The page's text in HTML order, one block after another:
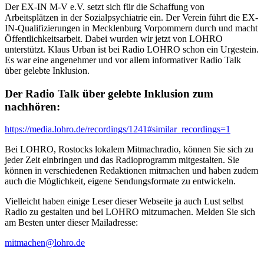
Der EX-IN M-V e.V. setzt sich für die Schaffung von
Arbeitsplätzen in der Sozialpsychiatrie ein. Der Verein führt die EX-
IN-Qualifizierungen in Mecklenburg Vorpommern durch und macht
Öffentlichkeitsarbeit. Dabei wurden wir jetzt von LOHRO
unterstützt. Klaus Urban ist bei Radio LOHRO schon ein Urgestein.
Es war eine angenehmer und vor allem informativer Radio Talk
über gelebte Inklusion.
Der Radio Talk über gelebte Inklusion zum
nachhören:
https://media.lohro.de/recordings/1241#similar_recordings=1
Bei LOHRO, Rostocks lokalem Mitmachradio, können Sie sich zu
jeder Zeit einbringen und das Radioprogramm mitgestalten. Sie
können in verschiedenen Redaktionen mitmachen und haben zudem
auch die Möglichkeit, eigene Sendungsformate zu entwickeln.
Vielleicht haben einige Leser dieser Webseite ja auch Lust selbst
Radio zu gestalten und bei LOHRO mitzumachen. Melden Sie sich
am Besten unter dieser Mailadresse:
mitmachen@lohro.de